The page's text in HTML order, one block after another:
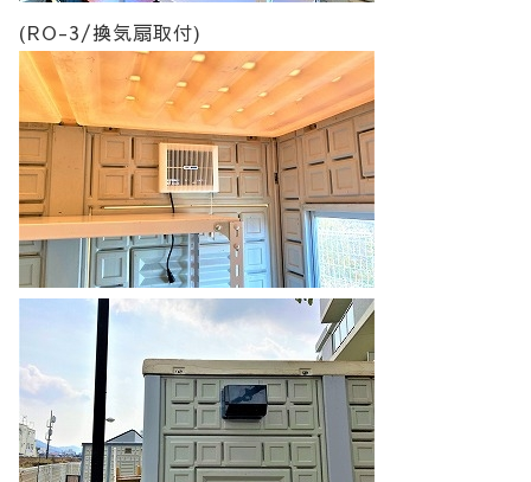
(RO-3/換気扇取付)